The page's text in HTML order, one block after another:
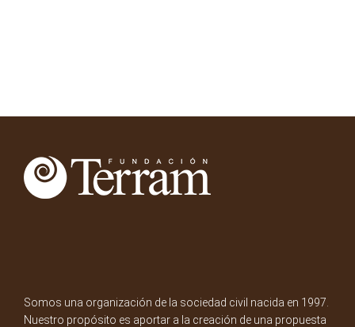
Somos una organización de la sociedad civil nacida en 1997.
Nuestro propósito es aportar a la creación de una propuesta